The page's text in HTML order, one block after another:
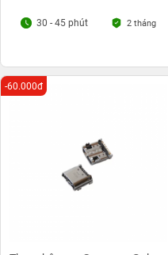
30 - 45 phút 2 tháng
-60.000đ